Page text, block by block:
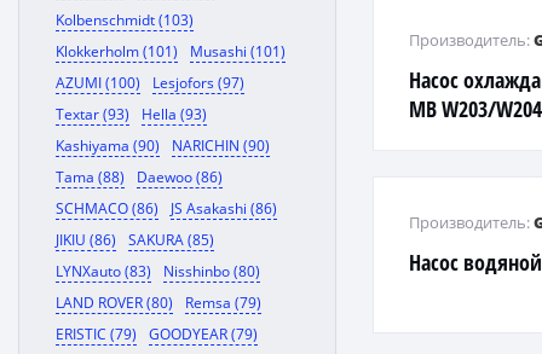
Kolbenschmidt (103)
Klokkerholm (101)
Musashi (101)
AZUMI (100)
Lesjofors (97)
Textar (93)
Hella (93)
Kashiyama (90)
NARICHIN (90)
Tama (88)
Daewoo (86)
SCHMACO (86)
JS Asakashi (86)
JIKIU (86)
SAKURA (85)
LYNXauto (83)
Nisshinbo (80)
LAND ROVER (80)
Remsa (79)
ERISTIC (79)
GOODYEAR (79)
Насос
MB W203/
Производитель:
Насос
Производитель: